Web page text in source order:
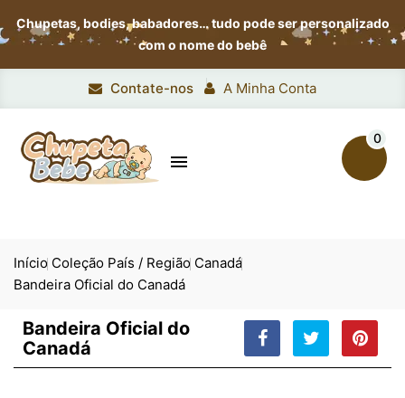
Chupetas, bodies, babadores…tudo pode ser personalizado
com o nome do bebê
Contate-nos A Minha Conta

0
Início Coleção País / Região Canadá
Bandeira Oficial do Canadá
Bandeira Oficial do
Canadá